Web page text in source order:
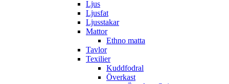
Ljus
Ljusfat
Ljusstakar
Mattor
Ethno matta
Tavlor
Texilier
Kuddfodral
Överkast